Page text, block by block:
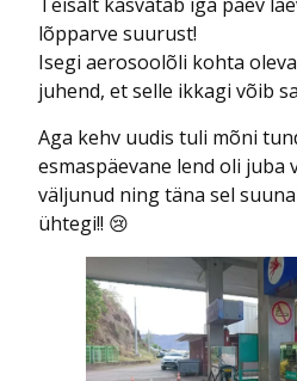
lõpparve suurust!
Isegi aerosoolõli kohta
juhend, et selle ikkagi võib
Aga kehv uudis tuli mõni
esmaspäevane lend oli juba
väljunud ning täna sel
ühtegi!! 😢